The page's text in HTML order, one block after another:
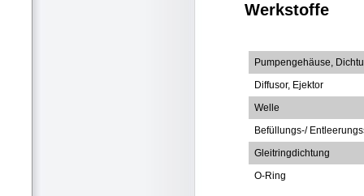
Werkstoffe
Pumpengehäuse,
Diffusor, Ejektor
Welle
Befüllungs-/
Gleitringdichtung
O-Ring